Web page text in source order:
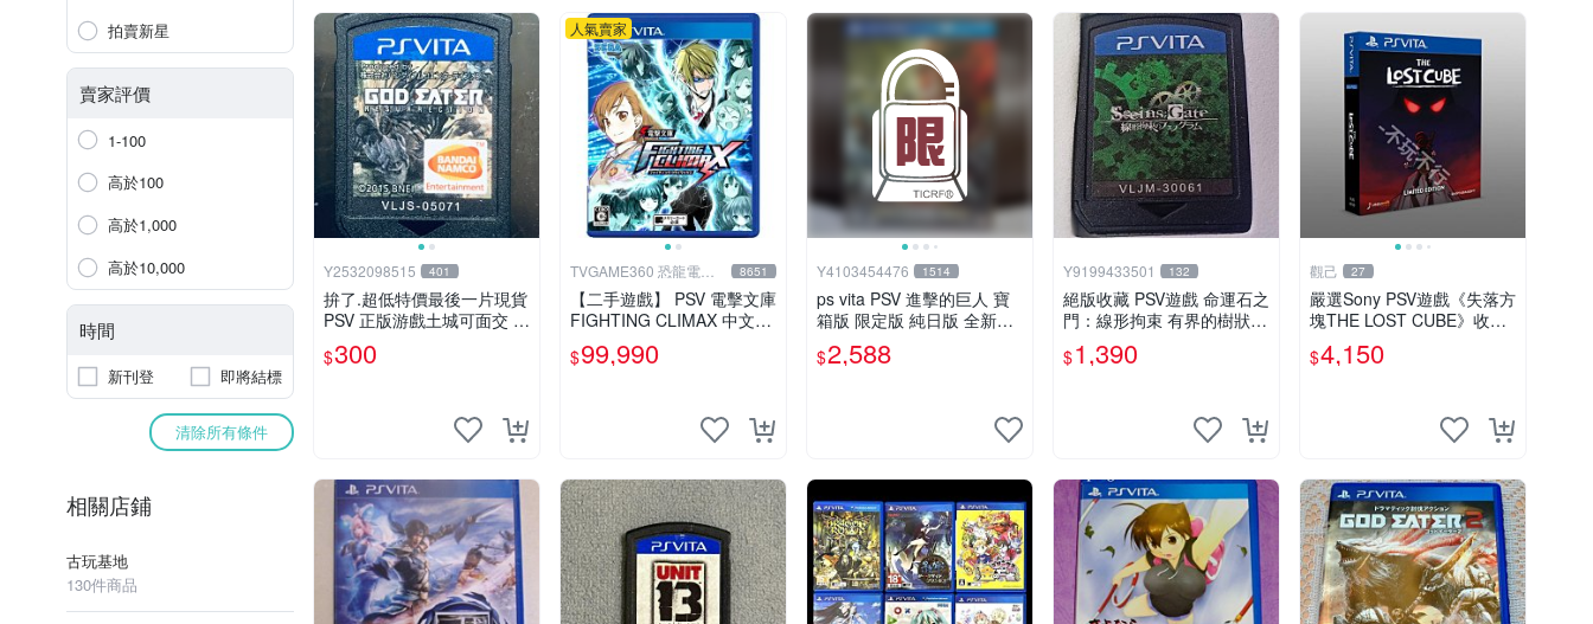
拍賣新星
賣家評價
1-100
高於100
高於1,000
高於10,000
時間
新刊登 即將結標
清除所有條件
相關店鋪
古玩基地
130件商品
Y2532098515 401
拚了.超低特價最後一片現貨
PSV 正版游戲土城可面交 P
SV 噬神者 解放重生 日版
【9成新】✪裸片 二手九成
$300
人氣賣家
TVGAME360 恐龍電玩- 8651
【二手遊戲】 PSV 電擊文庫
FIGHTING CLIMAX 中文版
【台中恐龍電玩】
$99,990
Y4103454476 1514
ps vita PSV 進擊的巨人 寶
箱版 限定版 純日版 全新未
拆
$2,588
Y9199433501 132
絕版收藏 PSV遊戲 命運石之
門：線形拘束 有界的樹狀圖
日版 VLJM-30061
$1,390
觀己 27
嚴選Sony PSV遊戲《失落方
塊THE LOST CUBE》收藏
版，英語原裝未拆封 失落方
塊 THE LOST CUBE PSV
$4,150